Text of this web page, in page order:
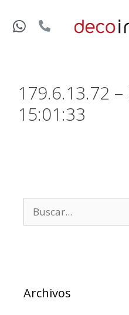
179.6.13.72
15:01:33
Archivos